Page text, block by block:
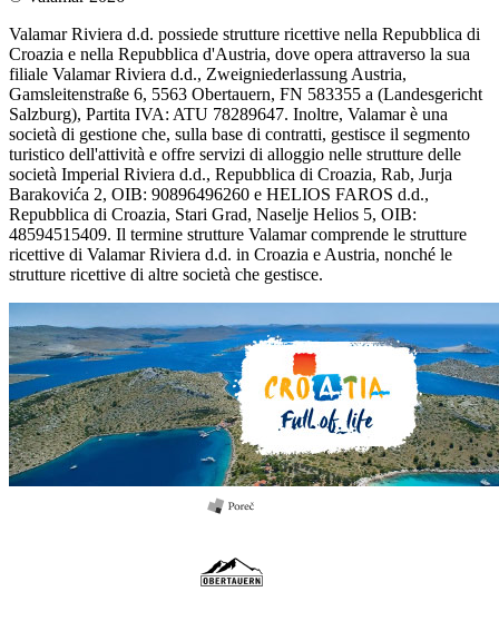
Valamar Riviera d.d. possiede strutture ricettive nella Repubblica di
Croazia e nella Repubblica d'Austria, dove opera attraverso la sua
filiale Valamar Riviera d.d., Zweigniederlassung Austria,
Gamsleitenstraße 6, 5563 Obertauern, FN 583355 a (Landesgericht
Salzburg), Partita IVA: ATU 78289647. Inoltre, Valamar è una
società di gestione che, sulla base di contratti, gestisce il segmento
turistico dell'attività e offre servizi di alloggio nelle strutture delle
società Imperial Riviera d.d., Repubblica di Croazia, Rab, Jurja
Barakovića 2, OIB: 90896496260 e HELIOS FAROS d.d.,
Repubblica di Croazia, Stari Grad, Naselje Helios 5, OIB:
48594515409. Il termine strutture Valamar comprende le strutture
ricettive di Valamar Riviera d.d. in Croazia e Austria, nonché le
strutture ricettive di altre società che gestisce.